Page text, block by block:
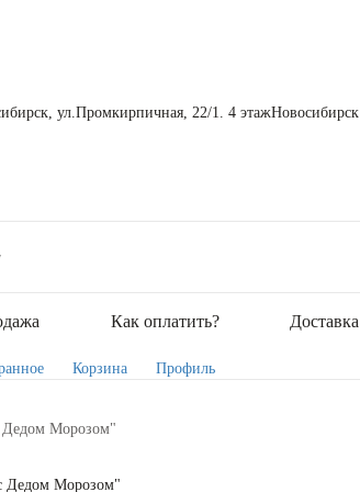
ул.Промкирпичная, 22/1. 4 этажНовосибирск
Как оплатить? Доставка
Корзина Профиль
Дедом Морозом"